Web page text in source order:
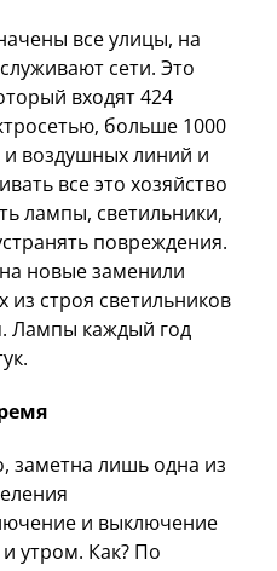
все улицы, на
сети. Это
входят 424
больше 1000
воздушных линий и
все это хозяйство
лампы, светильники,
повреждения.
новые заменили
строя светильников
Лампы каждый год
заметна лишь одна из
и выключение
утром. Как? По